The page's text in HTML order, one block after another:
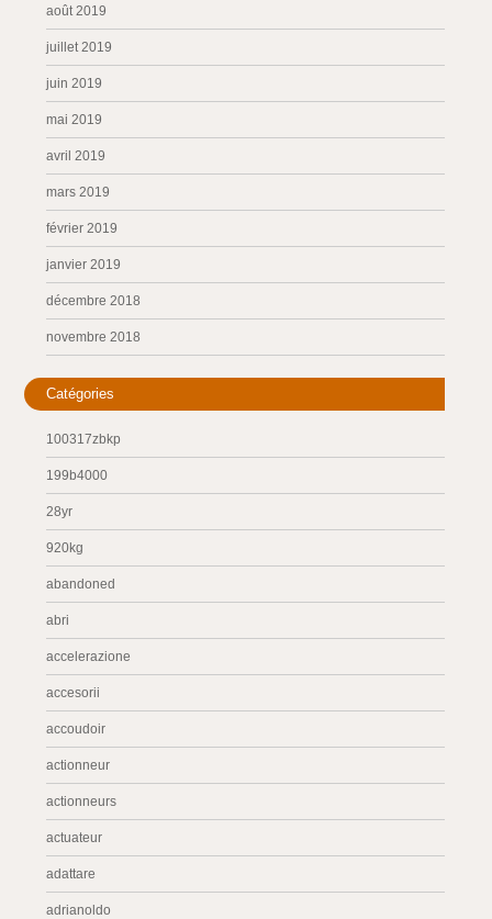
août 2019
juillet 2019
juin 2019
mai 2019
avril 2019
mars 2019
février 2019
janvier 2019
décembre 2018
novembre 2018
Catégories
100317zbkp
199b4000
28yr
920kg
abandoned
abri
accelerazione
accesorii
accoudoir
actionneur
actionneurs
actuateur
adattare
adrianoldo